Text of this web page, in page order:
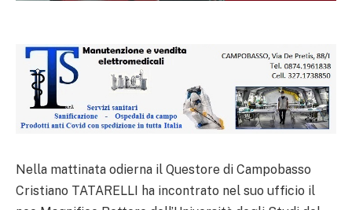
Nella mattinata odierna il Questore di Campobasso
Cristiano TATARELLI ha incontrato nel suo ufficio il